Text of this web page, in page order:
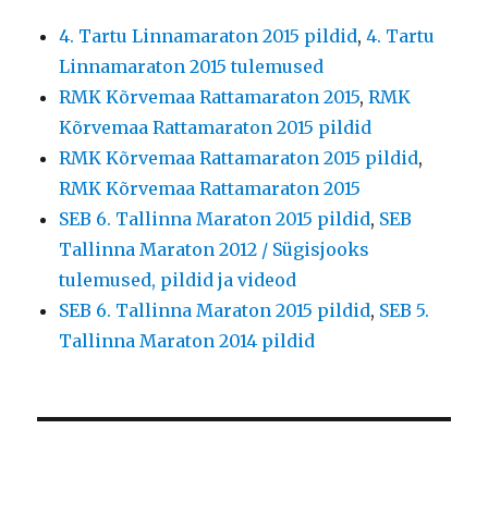
4. Tartu Linnamaraton 2015 pildid,4. Tartu
Linnamaraton 2015 tulemused
RMK Kõrvemaa Rattamaraton 2015,RMK
Kõrvemaa Rattamaraton 2015 pildid
RMK Kõrvemaa Rattamaraton 2015 pildid,
RMK Kõrvemaa Rattamaraton 2015
SEB 6. Tallinna Maraton 2015 pildid, SEB
Tallinna Maraton 2012 / Sügisjooks
tulemused, pildid ja videod
SEB 6. Tallinna Maraton 2015 pildid, SEB 5.
Tallinna Maraton 2014 pildid